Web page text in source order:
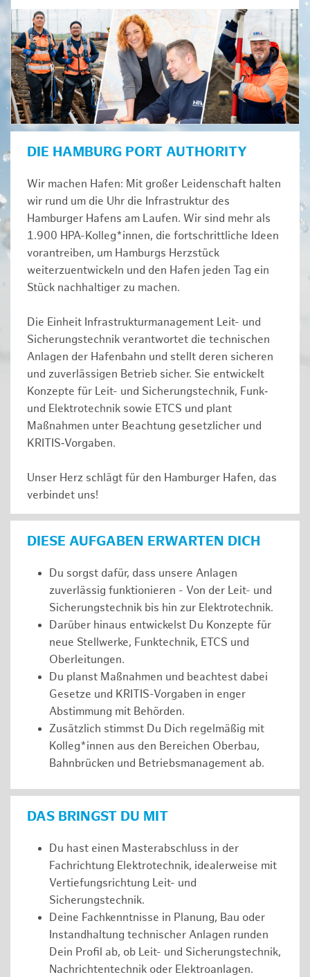
DIE HAMBURG PORT AUTHORITY
Wir machen Hafen: Mit großer Leidenschaft halten
wir rund um die Uhr die Infrastruktur des
Hamburger Hafens am Laufen. Wir sind mehr als
1.900 HPA-Kolleg*innen, die fortschrittliche Ideen
vorantreiben, um Hamburgs Herzstück
weiterzuentwickeln und den Hafen jeden Tag ein
Stück nachhaltiger zu machen.
Die Einheit Infrastrukturmanagement Leit- und
Sicherungstechnik verantwortet die technischen
Anlagen der Hafenbahn und stellt deren sicheren
und zuverlässigen Betrieb sicher. Sie entwickelt
Konzepte für Leit- und Sicherungstechnik, Funk‑
und Elektrotechnik sowie ETCS und plant
Maßnahmen unter Beachtung gesetzlicher und
KRITIS‑Vorgaben.
Unser Herz schlägt für den Hamburger Hafen, das
verbindet uns!
DIESE AUFGABEN ERWARTEN DICH
Du sorgst dafür, dass unsere Anlagen
zuverlässig funktionieren - Von der Leit- und
Sicherungstechnik bis hin zur Elektrotechnik.
Darüber hinaus entwickelst Du Konzepte für
neue Stellwerke, Funktechnik, ETCS und
Oberleitungen.
Du planst Maßnahmen und beachtest dabei
Gesetze und KRITIS-Vorgaben in enger
Abstimmung mit Behörden.
Zusätzlich stimmst Du Dich regelmäßig mit
Kolleg*innen aus den Bereichen Oberbau,
Bahnbrücken und Betriebsmanagement ab.
DAS BRINGST DU MIT
Du hast einen Masterabschluss in der
Fachrichtung Elektrotechnik, idealerweise mit
Vertiefungsrichtung Leit- und
Sicherungstechnik.
Deine Fachkenntnisse in Planung, Bau oder
Instandhaltung technischer Anlagen runden
Dein Profil ab, ob Leit- und Sicherungstechnik,
Nachrichtentechnik oder Elektroanlagen.